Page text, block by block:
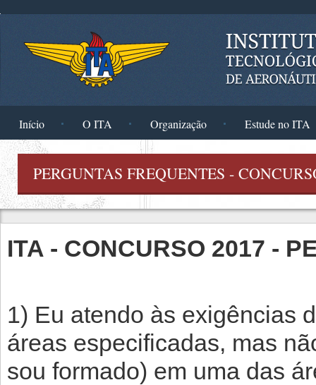
Início O ITA Organização Estude no ITA
PERGUNTAS FREQUENTES -
ITA - CONCURSO 2017 -
1) Eu atendo às exigências
áreas especificadas, mas
sou formado) em uma das